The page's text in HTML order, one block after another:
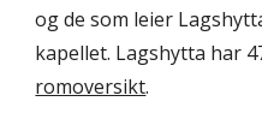
og de som leier
kapellet. Lagshytta har
romoversikt.